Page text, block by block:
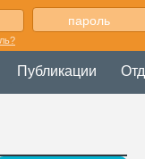
Публикации